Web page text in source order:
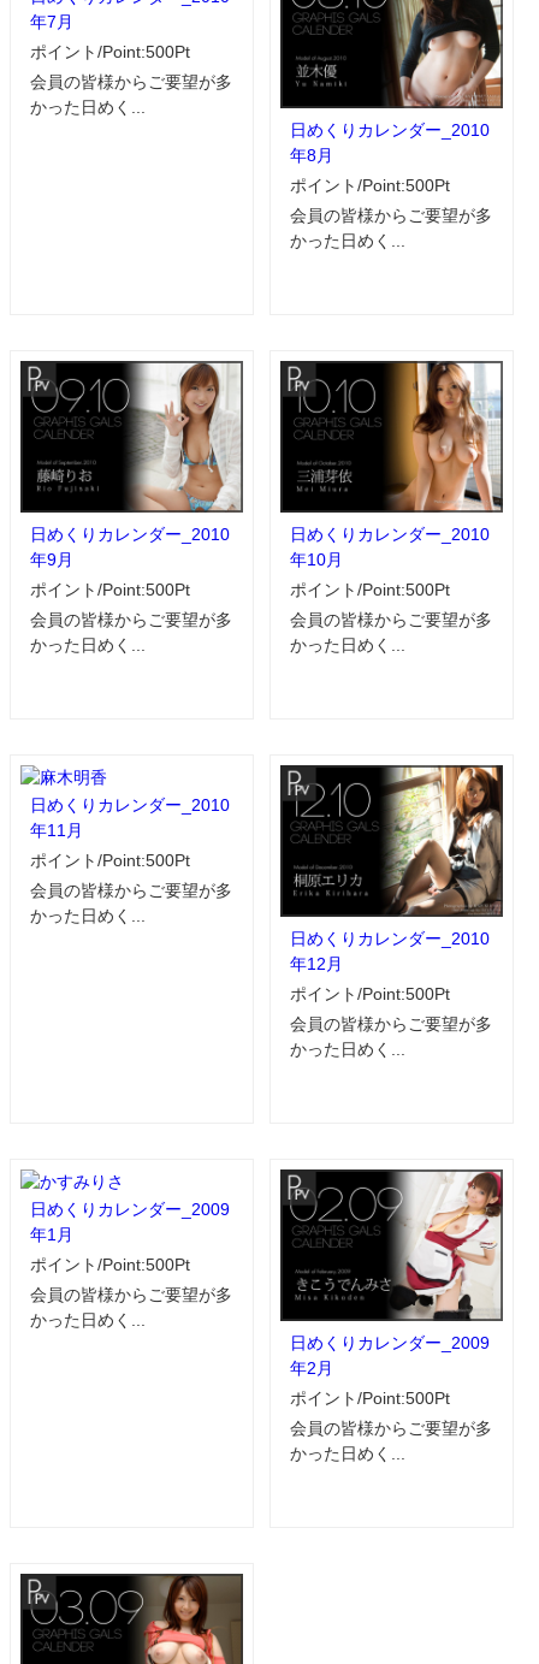
年7月
ポイント/Point:500Pt
会員の皆様からご要望が多
かった日めく...
日めくりカレンダー_2010
年8月
ポイント/Point:500Pt
会員の皆様からご要望が多
かった日めく...
日めくりカレンダー_2010
年9月
ポイント/Point:500Pt
会員の皆様からご要望が多
かった日めく...
日めくりカレンダー_2010
年10月
ポイント/Point:500Pt
会員の皆様からご要望が多
かった日めく...
日めくりカレンダー_2010
年11月
ポイント/Point:500Pt
会員の皆様からご要望が多
かった日めく...
日めくりカレンダー_2010
年12月
ポイント/Point:500Pt
会員の皆様からご要望が多
かった日めく...
日めくりカレンダー_2009
年1月
ポイント/Point:500Pt
会員の皆様からご要望が多
かった日めく...
日めくりカレンダー_2009
年2月
ポイント/Point:500Pt
会員の皆様からご要望が多
かった日めく...